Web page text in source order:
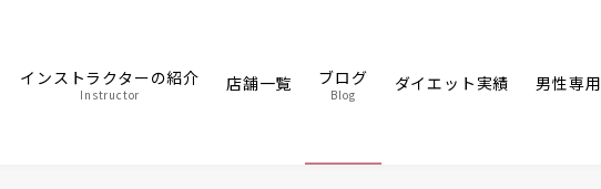
インストラクターの紹介
Instructor
店舗一覧 ブログ
Blog
ダイエット実績 男性専用